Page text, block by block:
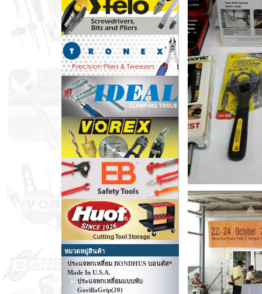
หมวดหมู่สินค้า
ประแจหกเหลี่ยม BONDHUS บอนดัส*
Made In U.S.A.
ประแจหกเหลี่ยมแบบพับ
GorillaGrip(20)